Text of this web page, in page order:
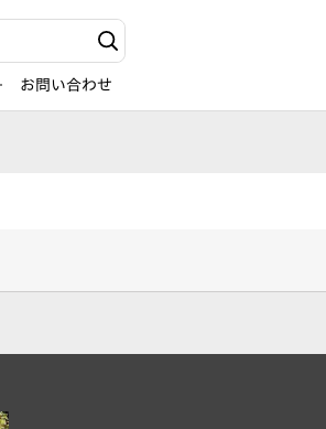
お問い合わせ